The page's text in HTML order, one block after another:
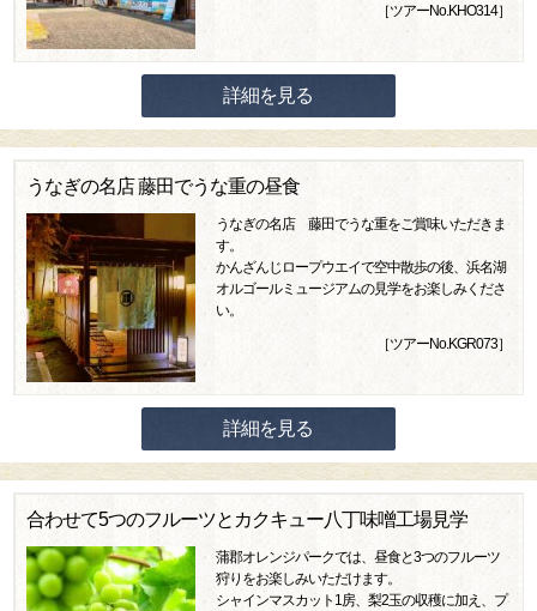
［ツアーNo.KHO314］
詳細を見る
うなぎの名店 藤田でうな重の昼食
うなぎの名店 藤田でうな重をご賞味いただきま
す。
かんざんじロープウエイで空中散歩の後、浜名湖
オルゴールミュージアムの見学をお楽しみくださ
い。
［ツアーNo.KGR073］
詳細を見る
合わせて5つのフルーツとカクキュー八丁味噌工場見学
蒲郡オレンジパークでは、昼食と3つのフルーツ
狩りをお楽しみいただけます。
シャインマスカット1房、梨2玉の収穫に加え、プ